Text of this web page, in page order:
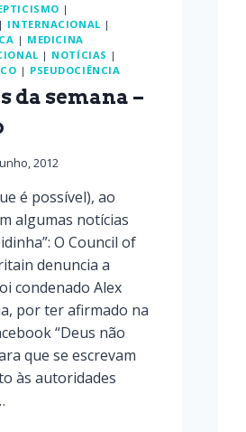
|
| INTERNACIONAL |
| MEDICINA
| NOTÍCIAS |
| PSEUDOCIÊNCIA
da semana –
2012
é possível), ao
algumas notícias
O Council of
denuncia a
condenado Alex
por ter afirmado na
“Deus não
que se escrevam
às autoridades